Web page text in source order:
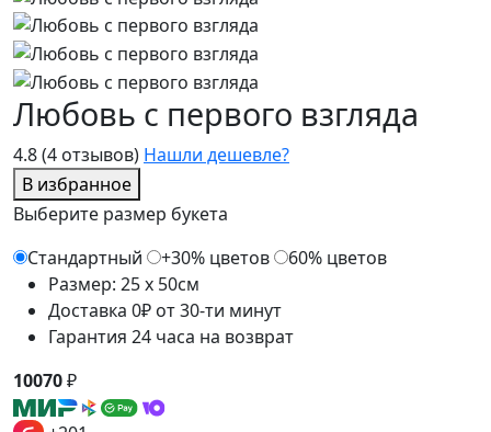
4.8(4 отзывов) Нашли дешевле?
В избранное
Любовь с первого взгляда
Выберите размер букета
Стандартный
+30% цветов
60% цветов
Размер: 25 x 50см
Доставка 0₽ от 30-ти минут
Гарантия 24 часа на возврат
10070₽